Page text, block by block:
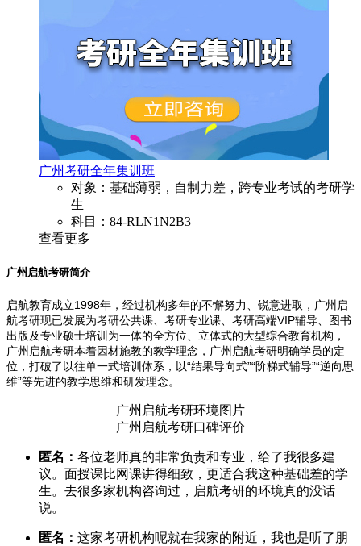
广州考研全年集训班
对象：基础薄弱，自制力差，跨专业考试的考研学
生
科目：84-RLN1N2B3
查看更多
广州启航考研简介
启航教育成立1998年，经过机构多年的不懈努力、锐意进取，广州启
航考研现已发展为考研公共课、考研专业课、考研高端VIP辅导、图书
出版及专业硕士培训为一体的全方位、立体式的大型综合教育机构，
广州启航考研本着因材施教的教学理念，广州启航考研明确学员的定
位，打破了以往单一式培训体系，以“结果导向式”“阶梯式辅导”“逆向思
维”等先进的教学思维和研发理念。
广州启航考研环境图片
广州启航考研口碑评价
匿名： 各位老师真的非常负责和专业，给了我很多建
议。面授课比网课讲得细致，更适合我这种基础差的学
生。去很多家机构咨询过，启航考研的环境真的没话
说。
匿名： 这家考研机构呢就在我家的附近，我也是听了朋